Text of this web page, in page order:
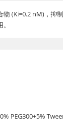
(Ki=0.2 nM)，抑
PEG300+5%